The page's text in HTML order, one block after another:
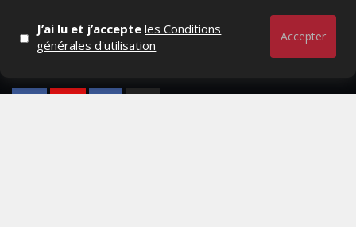
J’ai lu et j’accepteles Conditions
générales d'utilisation
Accepter